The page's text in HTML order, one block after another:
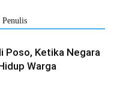
Poso, Ketika Negara
Warga